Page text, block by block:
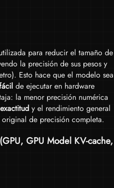
para reducir el tamaño de
la precisión de sus pesos y
Esto hace que el modelo sea
de ejecutar en hardware
la menor precisión numérica
y el rendimiento general
de precisión completa.
GPU, GPU Model KV-cache,